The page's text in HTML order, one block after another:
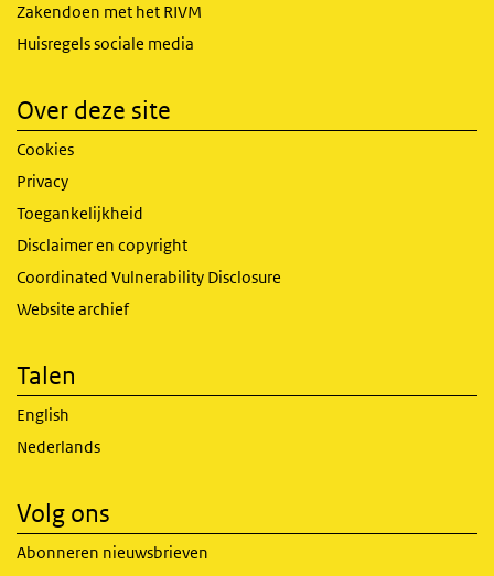
Zakendoen met het RIVM
Huisregels sociale media
Over deze site
Cookies
Privacy
Toegankelijkheid
Disclaimer en copyright
Coordinated Vulnerability Disclosure
Website archief
Talen
English
Nederlands
Volg ons
Abonneren nieuwsbrieven